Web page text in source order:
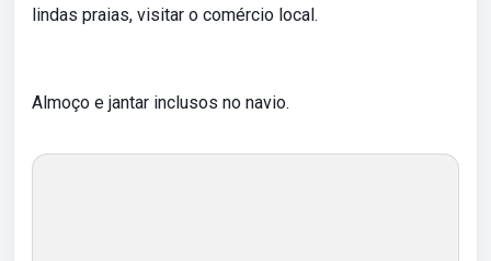
lindas praias, visitar o comércio local.
Almoço e jantar inclusos no navio.